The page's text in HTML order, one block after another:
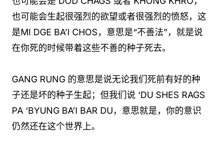
也可能会生起很强烈的欲望或者很强烈的愤怒，这
是MI DGE BA’I CHOS，意思是“不善法”，就是说
在你死的时候带着这些不善的种子死去。
GANG RUNG 的意思是说无论我们死前有好的种
子还是坏的种子生起；但我们说 ‘DU SHES RAGS
PA ‘BYUNG BA’I BAR DU，意思就是，你的意识
仍然还在这个世界上。